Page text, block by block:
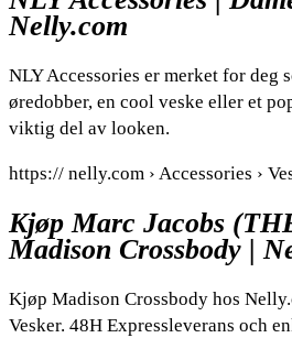
Nelly.com
NLY Accessories er merket for deg
øredobber, en cool veske eller et
viktig del av looken.
https:// nelly.com › Accessories ›
Kjøp Marc Jacobs
Madison Crossbody |
Kjøp Madison Crossbody hos
Vesker. 48H Expressleverans och